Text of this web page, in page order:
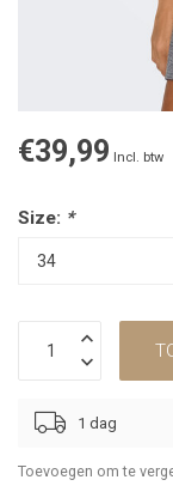
€39,99 Incl. btw
Size: *
1 dag
Toevoegen om te